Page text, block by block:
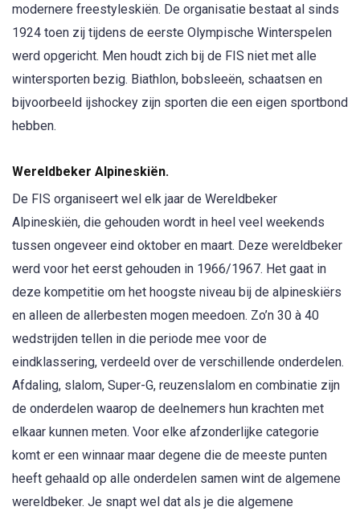
modernere freestyleskiën. De organisatie bestaat al sinds
1924 toen zij tijdens de eerste Olympische Winterspelen
werd opgericht. Men houdt zich bij de FIS niet met alle
wintersporten bezig. Biathlon, bobsleeën, schaatsen en
bijvoorbeeld ijshockey zijn sporten die een eigen sportbond
hebben.
Wereldbeker Alpineskiën.
De FIS organiseert wel elk jaar de Wereldbeker
Alpineskiën, die gehouden wordt in heel veel weekends
tussen ongeveer eind oktober en maart. Deze wereldbeker
werd voor het eerst gehouden in 1966/1967. Het gaat in
deze kompetitie om het hoogste niveau bij de alpineskiërs
en alleen de allerbesten mogen meedoen. Zo’n 30 à 40
wedstrijden tellen in die periode mee voor de
eindklassering, verdeeld over de verschillende onderdelen.
Afdaling, slalom, Super-G, reuzenslalom en combinatie zijn
de onderdelen waarop de deelnemers hun krachten met
elkaar kunnen meten. Voor elke afzonderlijke categorie
komt er een winnaar maar degene die de meeste punten
heeft gehaald op alle onderdelen samen wint de algemene
wereldbeker. Je snapt wel dat als je die algemene